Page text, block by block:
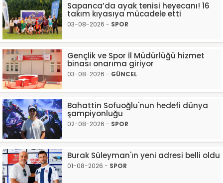
Sapanca’da ayak tenisi heyecanı! 16
takım kıyasıya mücadele etti
03-08-2026 - SPOR
Gençlik ve Spor İl Müdürlüğü hizmet
binası onarıma giriyor
03-08-2026 - GÜNCEL
Bahattin Sofuoğlu'nun hedefi dünya
şampiyonluğu
02-08-2026 - SPOR
Burak Süleyman'ın yeni adresi belli oldu
01-08-2026 - SPOR